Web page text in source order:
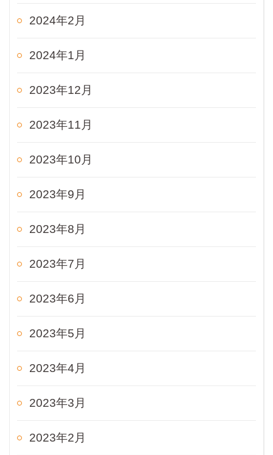
2024年2月
2024年1月
2023年12月
2023年11月
2023年10月
2023年9月
2023年8月
2023年7月
2023年6月
2023年5月
2023年4月
2023年3月
2023年2月